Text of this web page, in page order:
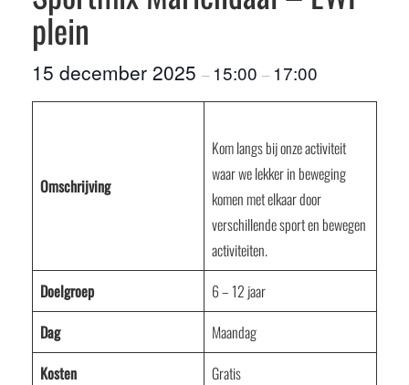
plein
15 december 2025 – 15:00 – 17:00
Omschrijving
Kom langs bij onze activiteit
waar we lekker in beweging
komen met elkaar door
verschillende sport en bewegen
activiteiten.
Doelgroep
6 – 12 jaar
Dag
Maandag
Kosten
Gratis